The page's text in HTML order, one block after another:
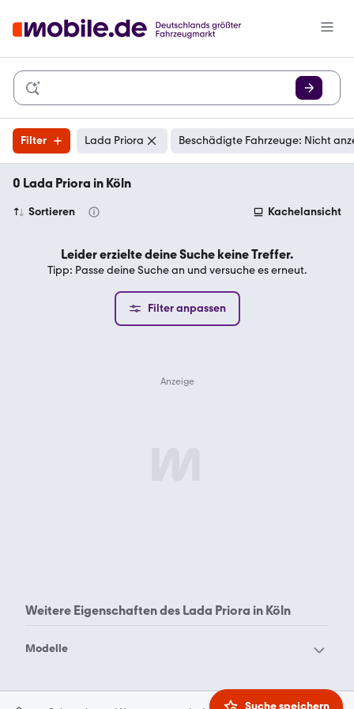
Filter Lada Priora Beschädigte Fahrzeuge: Nicht
0 Lada Priora in Köln
Sortieren Kachelansicht
Leider erzielte deine Suche keine Treffer.
Tipp: Passe deine Suche an und versuche es erneut.
Filter anpassen
Suche speichern
Weitere Eigenschaften des Lada Priora in Köln
Modelle
Lada 2110